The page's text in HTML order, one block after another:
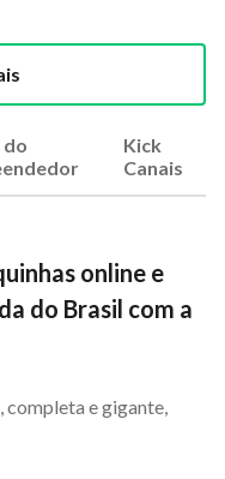
Kick
Canais
online e
do Brasil com a
e gigante,